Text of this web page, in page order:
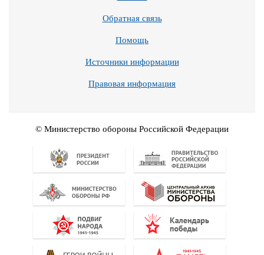
Обратная связь
Помощь
Источники информации
Правовая информация
© Министерство обороны Российской Федерации